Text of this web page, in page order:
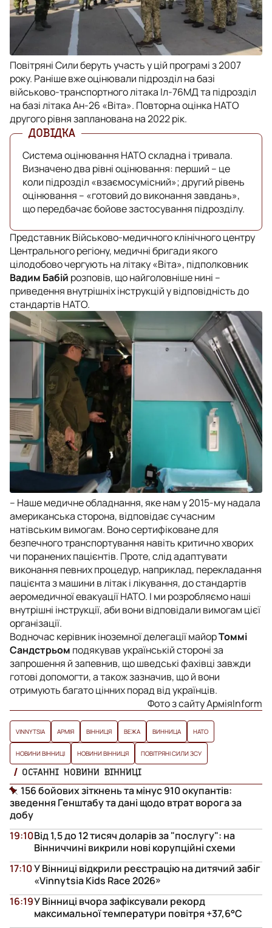
Повітряні Сили беруть участь у цій програмі з 2007
року. Раніше вже оцінювали підрозділ на базі
військово-транспортного літака Іл-76МД та підрозділ
на базі літака Ан-26 «Віта». Повторна оцінка НАТО
другого рівня запланована на 2022 рік.
Система оцінювання НАТО складна і тривала.
Визначено два рівні оцінювання: перший – це
коли підрозділ «взаємосумісний»; другий рівень
оцінювання – «готовий до виконання завдань»,
що передбачає бойове застосування підрозділу.
Представник Військово-медичного клінічного центру
Центрального регіону, медичні бригади якого
цілодобово чергують на літаку «Віта», підполковник
Вадим Бабій розповів, що найголовніше нині –
приведення внутрішніх інструкцій у відповідність до
стандартів НАТО.
– Наше медичне обладнання, яке нам у 2015-му надала
американська сторона, відповідає сучасним
натівським вимогам. Воно сертифіковане для
безпечного транспортування навіть критично хворих
чи поранених пацієнтів. Проте, слід адаптувати
виконання певних процедур, наприклад, перекладання
пацієнта з машини в літак і лікування, до стандартів
аеромедичної евакуації НАТО. І ми розробляємо наші
внутрішні інструкції, аби вони відповідали вимогам цієї
організації.
Водночас керівник іноземної делегації майорТоммі
Сандстрьом подякував українській стороні за
запрошення й запевнив, що шведські фахівці завжди
готові допомогти, а також зазначив, що й вони
отримують багато цінних порад від українців.
Фото з сайту АрміяInform
VINNYTSIA АРМІЯ ВІННИЦЯ ВЕЖА ВИННИЦА НАТО
НОВИНИ ВІННИЦІ НОВИНИ ВІННИЦЯ ПОВІТРЯНІ СИЛИ ЗСУ
ОСТАННІ НОВИНИ ВІННИЦІ
156 бойових зіткнень та мінус 910 окупантів:
зведення Генштабу та дані щодо втрат ворога за
добу
Від 1,5 до 12 тисяч доларів за "послугу": на
Вінниччині викрили нові корупційні схеми
19:10
У Вінниці відкрили реєстрацію на дитячий забіг
«Vinnytsia Kids Race 2026»
17:10
У Вінниці вчора зафіксували рекорд
максимальної температури повітря +37,6°С
16:19